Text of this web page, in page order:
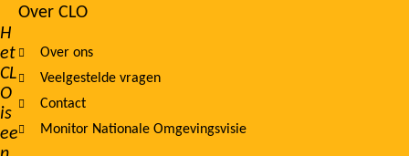
H
et
CL
O
is
ee
Footer
navigation
Over CLO
Over ons
Veelgestelde vragen
Contact
Monitor Nationale Omgevingsvisie